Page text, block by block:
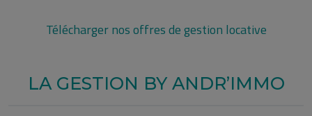
Télécharger nos offres de gestion locative
LA GESTION BY ANDR’IMMO